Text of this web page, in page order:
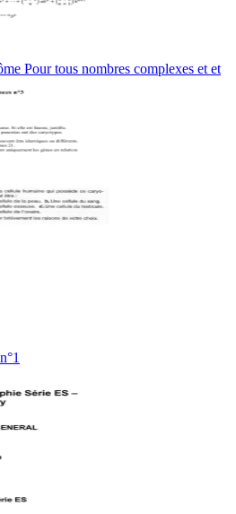
Pour tous nombres complexes et et